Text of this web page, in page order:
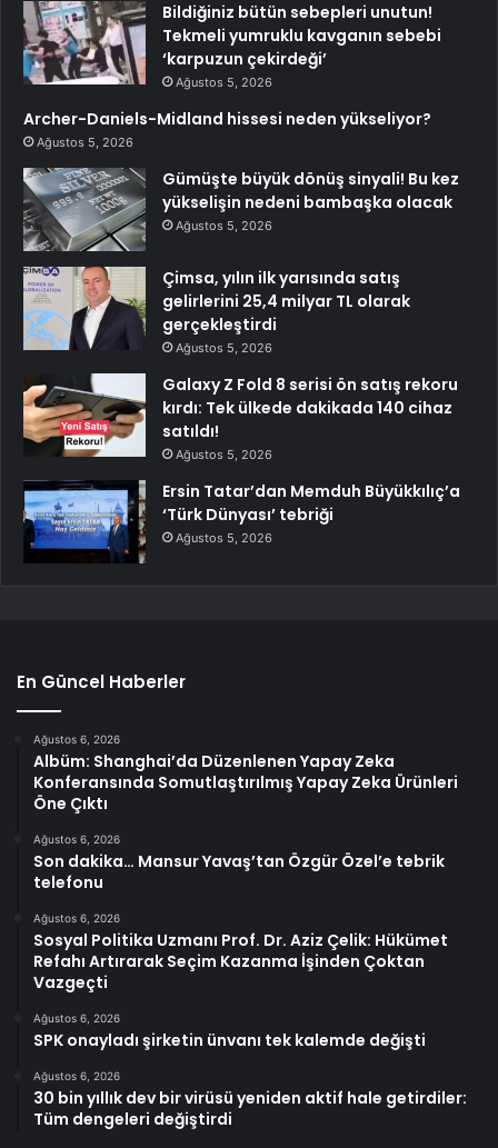
Bildiğiniz bütün sebepleri unutun!
Tekmeli yumruklu kavganın sebebi
‘karpuzun çekirdeği’
Ağustos 5, 2026
Archer-Daniels-Midland hissesi neden yükseliyor?
Ağustos 5, 2026
Gümüşte büyük dönüş sinyali! Bu kez
yükselişin nedeni bambaşka olacak
Ağustos 5, 2026
Çimsa, yılın ilk yarısında satış
gelirlerini 25,4 milyar TL olarak
gerçekleştirdi
Ağustos 5, 2026
Galaxy Z Fold 8 serisi ön satış rekoru
kırdı: Tek ülkede dakikada 140 cihaz
satıldı!
Ağustos 5, 2026
Ersin Tatar’dan Memduh Büyükkılıç’a
‘Türk Dünyası’ tebriği
Ağustos 5, 2026
En Güncel Haberler
Ağustos 6, 2026
Albüm: Shanghai’da Düzenlenen Yapay Zeka
Konferansında Somutlaştırılmış Yapay Zeka Ürünleri
Öne Çıktı
Ağustos 6, 2026
Son dakika… Mansur Yavaş’tan Özgür Özel’e tebrik
telefonu
Ağustos 6, 2026
Sosyal Politika Uzmanı Prof. Dr. Aziz Çelik: Hükümet
Refahı Artırarak Seçim Kazanma İşinden Çoktan
Vazgeçti
Ağustos 6, 2026
SPK onayladı şirketin ünvanı tek kalemde değişti
Ağustos 6, 2026
30 bin yıllık dev bir virüsü yeniden aktif hale getirdiler:
Tüm dengeleri değiştirdi